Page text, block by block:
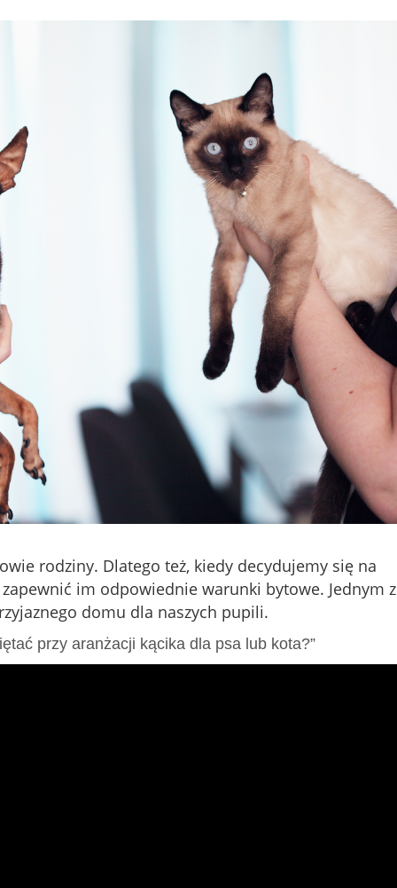
rodziny. Dlatego też, kiedy decydujemy się na
im odpowiednie warunki bytowe. Jednym z
domu dla naszych pupili.
przy aranżacji kącika dla psa lub kota?”